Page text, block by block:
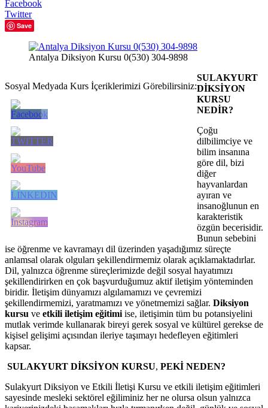
Facebook
Twitter
Save
Antalya Diksiyon Kursu 0(530) 304-9898
Sosyal Medyada Kurs İçeriklerimizi Görebilirsiniz:
SULAKYURT
DİKSİYON
KURSU
NEDİR?
Çoğu
dilbilimciye ve
bilim insanına
göre dil, bizi
diğer
hayvanlardan
ayıran ve
insanoğlunun en
karakteristik
özgün becerisidir.
Bunun sebebini
ise öğrenme ve kavramayı dil üzerinden yaşadığımız süreçte
anlamsal olarak olguları şekillendirmemiz olarak açıklamaktadırlar.
Dil, yalnızca öğrenme süreçlerimizde değil sosyal hayatımızı
şekillendirirken en çok başvurduğumuz aktif iletişim yönteminden
biridir. İletişim dünyamızı algılamamızı ve çevremizi
şekillendirmemizi, yaratmamızı ve yönetmemizi sağlar. Diksiyon
kursu ve etkili iletişim eğitimi ise, iletişimin tüm bu potansiyelini
mutlak verimde kullanarak bireyi gerek sosyal ve kültürel gerekse de
kişisel gelişimi açısından ileriye taşımayı hedefleyen eğitimleri
kapsar.
SULAKYURT DİKSİYON KURSU, PEKİ NEDEN?
Sulakyurt Diksiyon ve Etkili İletişi Kursu ve etkili iletişim eğitimleri
sayesinde mesleki sektörel eğiliminiz her ne olursa olsun yalnızca